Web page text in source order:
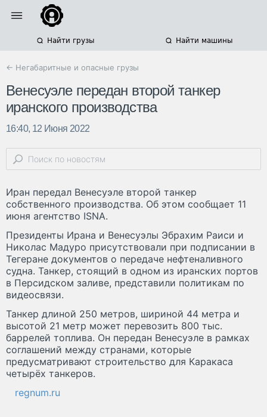
Найти грузы Найти машины
← Негабаритные и опасные грузы
Венесуэле передан второй танкер
иранского производства
16:40, 12 Июня 2022
Иран передал Венесуэле второй танкер
собственного производства. Об этом сообщает 11
июня агентство ISNA.
Президенты Ирана и Венесуэлы Эбрахим Раиси и
Николас Мадуро присутствовали при подписании в
Тегеране документов о передаче нефтеналивного
судна. Танкер, стоящий в одном из иранских портов
в Персидском заливе, представили политикам по
видеосвязи.
Танкер длиной 250 метров, шириной 44 метра и
высотой 21 метр может перевозить 800 тыс.
баррелей топлива. Он передан Венесуэле в рамках
соглашений между странами, которые
предусматривают строительство для Каракаса
четырёх танкеров.
regnum.ru